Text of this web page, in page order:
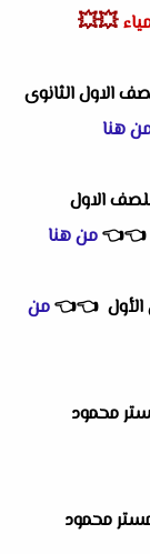
💥💥
كيمياء الباب الأول رقم 1 للصف الاول الثانوى
هنا
الكترونى كيمياء الباب الأول رقم 2 للصف الاول
👈
👈من هنا
👈
👈من
محمود
مستر محمود